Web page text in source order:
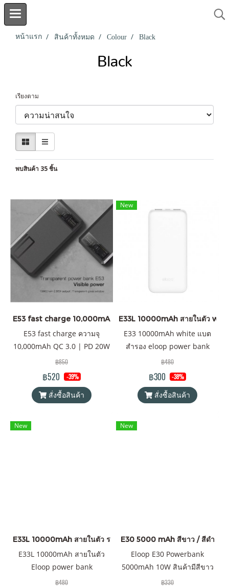
หน้าแรก สินค้าทั้งหมด Colour Black
Black
เรียงตาม
พบสินค้า 35 ชิ้น
E53 fast charge 10,000mAh
E53 fast charge ความจุ
10,000mAh QC 3.0 | PD 20W
พาวเวอร์แบงค์ Orsen by
Eloop ของแท้ 100% ได้รับ
มาตรฐาน มอก. แถมฟรี! ซอง &
สายชาร์จ USB-A to Type-C
฿850
฿520 -39%
สั่งซื้อสินค้า
New
E33L 10000mAh สายในตัว
E33 10000mAh white แบต
สำรอง eloop power bank
พร้อมสายชาร์จในตัว ติดต่อ
ราคาส่งได้ที่ line
: @Eloopofficial
฿480
฿300 -38%
สั่งซื้อสินค้า
New
E33L 10000mAh สายในตัว ราคาส่ง 20 ชิ้น +
E33L 10000mAh สายในตัว
Eloop power bank
฿480
New
E30 5000 mAh สีขาว / สีดำ
Eloop E30 Powerbank
5000mAh 10W สินค้ามีสีขาว
และสีดำ
฿330